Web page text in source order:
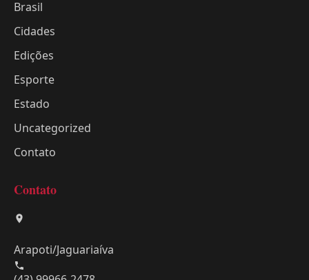
Brasil
Cidades
Edições
Esporte
Estado
Uncategorized
Contato
Contato
Arapoti/Jaguariaíva